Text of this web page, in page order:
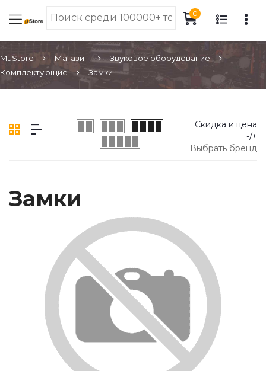
0
MuStore Магазин
Звуковое оборудование
Комплектующие
Замки
Скидка и цена
-/+
Выбрать бренд
Замки